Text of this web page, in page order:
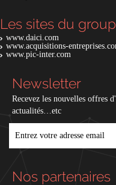
Les sites du
www.daici.com
www.acquisitions-
www.pic-inter.com
Newsletter
Recevez les nouvelles offres
actualités…etc
Nos partenaires